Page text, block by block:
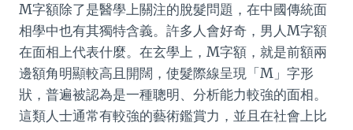
M字額除了是醫學上關注的脫髮問題，在中國傳統面
相學中也有其獨特含義。許多人會好奇，男人M字額
在面相上代表什麼。在玄學上，M字額，就是前額兩
邊額角明顯較高且開闊，使髮際線呈現「M」字形
狀，普遍被認為是一種聰明、分析能力較強的面相。
這類人士通常有較強的藝術鑑賞力，並且在社會上比